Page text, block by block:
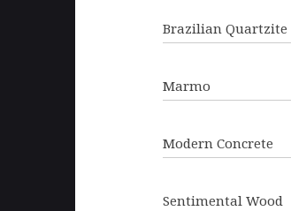
Brazilian Quartzite
Marmo
Modern Concrete
Sentimental Wood